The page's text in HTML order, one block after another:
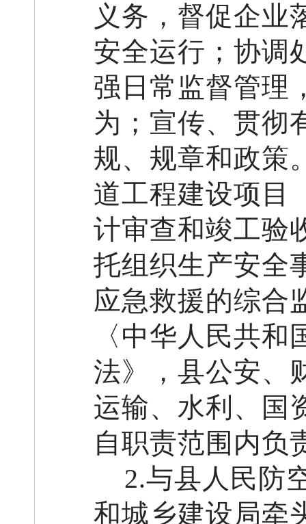
义务 ， 督促企业
安全运行 ； 协调
强日常监督管理
为 ； 宣传、贯彻
规、规章和政策
道工程建设项目
计审查和竣工验
托组织生产安全
应急救援的综合
〈中华人民共
法》
，县公安、
运输、水利、国
自职责范围内负
2.与县人民防
和城乡建设局牵